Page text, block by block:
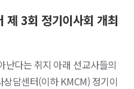
제 3회 정기이사회 개최
난다는 취지 아래 선교사들의
담센터(이하 KMCM) 정기이